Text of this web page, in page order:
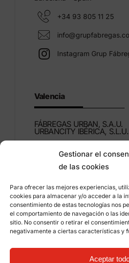
Gestionar el
de las cookies
Para ofrecer las mejores experiencias,
cookies para almacenar y/o acceder a la
consentimiento de estas tecnologías nos
el comportamiento de navegación o las
sitio. No consentir o retirar el
negativamente a ciertas características y
Aceptar
+34 93 805 11 25
Instagram Grup
Valencia
FÁBREGAS URBAN, S.A.U.
URBANCITY IBÉRICA, S.L.U.
Montdúber, 3
46960 ALDAIA
+34 96 151 53 44
Legal Notice